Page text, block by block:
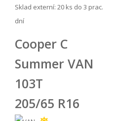
Sklad externí: 20 ks do 3 prac.
dní
Cooper C
Summer VAN
103T
205/65 R16